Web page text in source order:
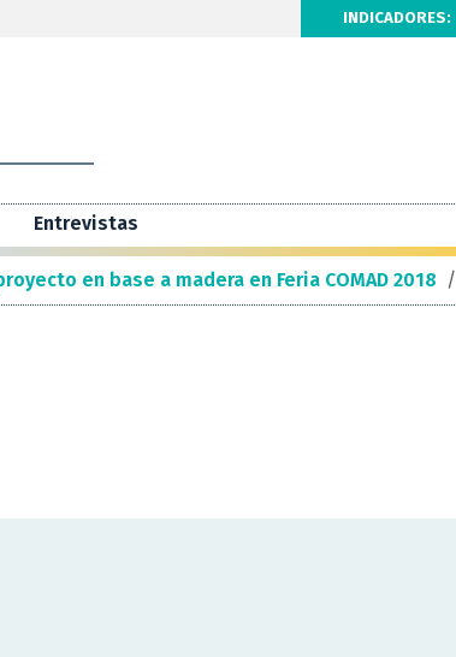
INDICADORES:
Entrevistas
en base a madera en Feria COMAD 2018 /